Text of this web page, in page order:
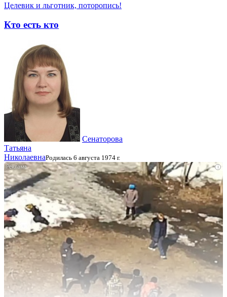
Целевик и льготник, поторопись!
Кто есть кто
Сенаторова
Татьяна
НиколаевнаРодилась 6 августа 1974 г.
i